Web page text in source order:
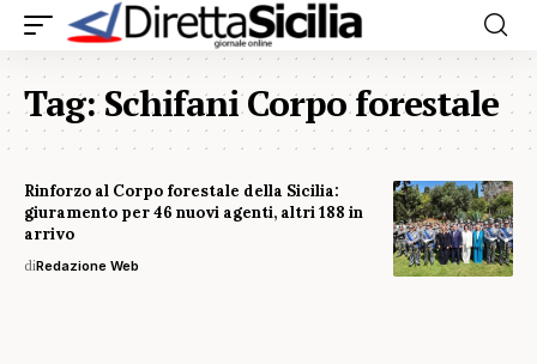
Tag:Schifani Corpo forestale
Rinforzo al Corpo forestale della Sicilia:
giuramento per 46 nuovi agenti, altri 188 in
arrivo
diRedazione Web